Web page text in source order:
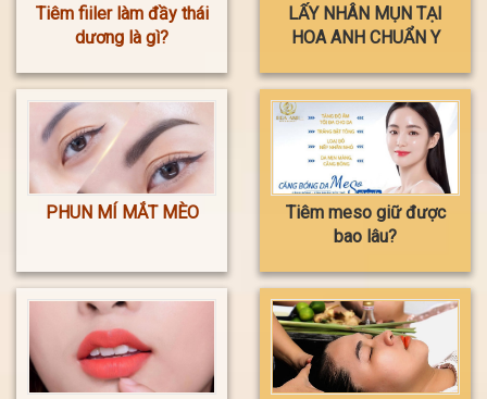
Tiêm fiiler làm đầy thái
dương là gì?
LẤY NHÂN MỤN TẠI
HOA ANH CHUẨN Y
PHUN MÍ MẮT MÈO
Tiêm meso giữ được
bao lâu?